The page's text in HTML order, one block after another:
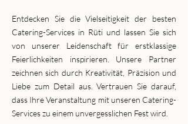
Entdecken Sie die Vielseitigkeit der besten
Catering-Services in Rüti und lassen Sie sich
von unserer Leidenschaft für erstklassige
Feierlichkeiten inspirieren. Unsere Partner
zeichnen sich durch Kreativität, Präzision und
Liebe zum Detail aus. Vertrauen Sie darauf,
dass Ihre Veranstaltung mit unseren Catering-
Services zu einem unvergesslichen Fest wird.